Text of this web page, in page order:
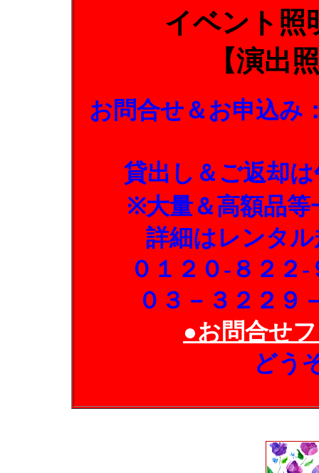
イベント照
【演出
お問合せ＆お申込み
貸出し＆ご返却
※大量＆高額品等
詳細はレンタ
０１２０-８２２
０３－３２２９
●お問合せ
どう